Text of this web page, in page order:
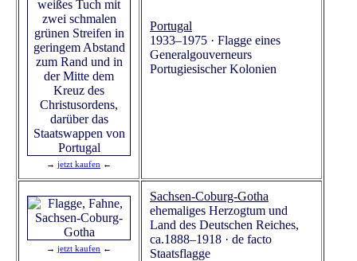
→ jetzt kaufen ←
Portugal
1933–1975 · Flagge eines
Generalgouverneurs
Portugiesischer Kolonien
→ jetzt kaufen ←
Sachsen-Coburg-Gotha
ehemaliges Herzogtum und
Land des Deutschen Reiches,
ca.1888–1918 · de facto
Staatsflagge